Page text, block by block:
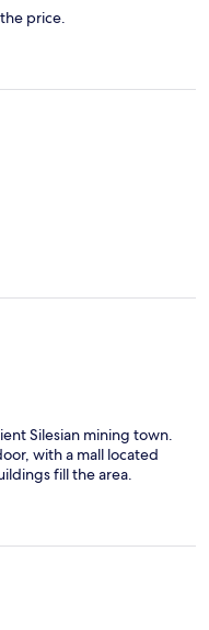
price.
Silesian mining town.
with a mall located
fill the area.